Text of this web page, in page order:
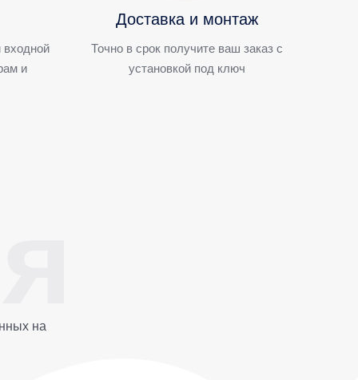
входной
и
Доставка и монтаж
Точно в срок получите ваш заказ с
установкой под ключ
на